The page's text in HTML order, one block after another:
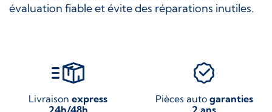
évaluation fiable et évite des réparations inutiles.
Livraison express
24h/48h
Pièces auto garanties
2 ans